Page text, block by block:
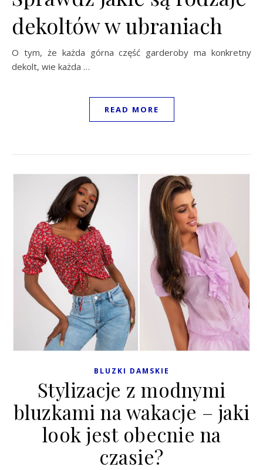
dekoltów w ubraniach
O tym, że każda górna część garderoby ma konkretny
dekolt, wie każda …
READ MORE
BLUZKI DAMSKIE
Stylizacje z modnymi
bluzkami na wakacje – jaki
look jest obecnie na
czasie?